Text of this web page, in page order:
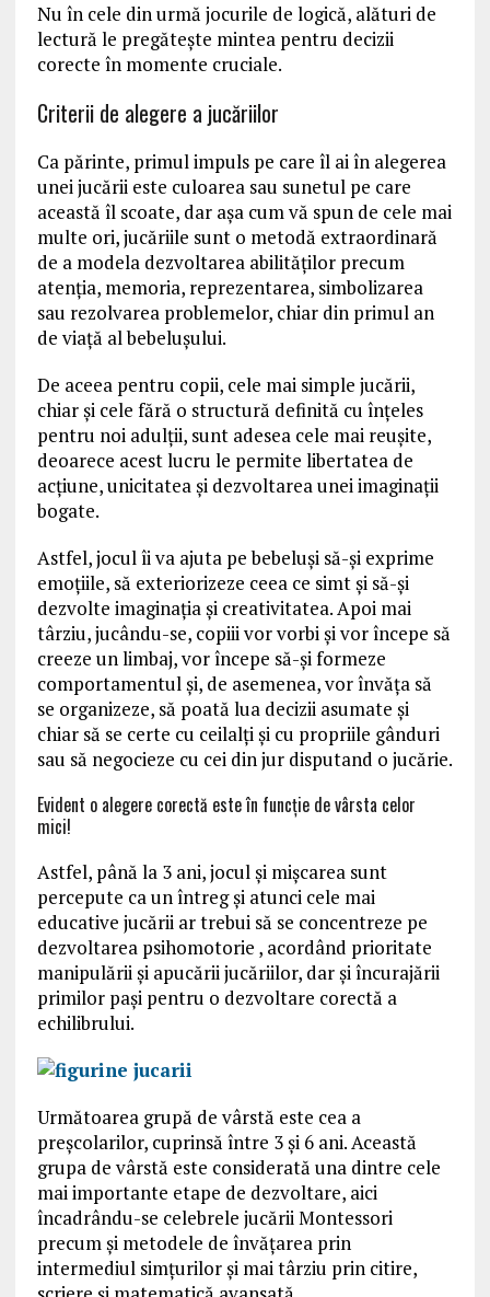
Nu în cele din urmă jocurile de logică, alături de
lectură le pregătește mintea pentru decizii
corecte în momente cruciale.
Criterii de alegere a jucăriilor
Ca părinte, primul impuls pe care îl ai în alegerea
unei jucării este culoarea sau sunetul pe care
această îl scoate, dar așa cum vă spun de cele mai
multe ori, jucăriile sunt o metodă extraordinară
de a modela dezvoltarea abilităților precum
atenția, memoria, reprezentarea, simbolizarea
sau rezolvarea problemelor, chiar din primul an
de viață al bebelușului.
De aceea pentru copii, cele mai simple jucării,
chiar și cele fără o structură definită cu înțeles
pentru noi adulții, sunt adesea cele mai reușite,
deoarece acest lucru le permite libertatea de
acțiune, unicitatea și dezvoltarea unei imaginații
bogate.
Astfel, jocul îi va ajuta pe bebeluși să-și exprime
emoțiile, să exteriorizeze ceea ce simt și să-și
dezvolte imaginația și creativitatea. Apoi mai
târziu, jucându-se, copiii vor vorbi și vor începe să
creeze un limbaj, vor începe să-și formeze
comportamentul și, de asemenea, vor învăța să
se organizeze, să poată lua decizii asumate și
chiar să se certe cu ceilalți și cu propriile gânduri
sau să negocieze cu cei din jur disputand o jucărie.
Evident o alegere corectă este în funcție de vârsta celor
mici!
Astfel, până la 3 ani, jocul și mișcarea sunt
percepute ca un întreg și atunci cele mai
educative jucării ar trebui să se concentreze pe
dezvoltarea psihomotorie , acordând prioritate
manipulării și apucării jucăriilor, dar și încurajării
primilor pași pentru o dezvoltare corectă a
echilibrului.
Următoarea grupă de vârstă este cea a
preșcolarilor, cuprinsă între 3 și 6 ani. Această
grupa de vârstă este considerată una dintre cele
mai importante etape de dezvoltare, aici
încadrându-se celebrele jucării Montessori
precum și metodele de învățarea prin
intermediul simțurilor și mai târziu prin citire,